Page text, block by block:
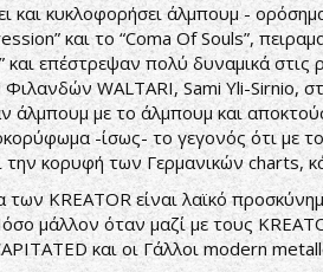
και κυκλοφορήσει άλμπουμ -
και το “Coma Of Souls”,
και επέστρεψαν πολύ δυναμικά
Φιλανδών WALTARI, Sami Yli-Sirnio,
άλμπουμ με το άλμπουμ και
-ίσως- το γεγονός ότι με
την κορυφή των Γερμανικών charts,
KREATOR είναι λαϊκό
μάλλον όταν μαζί με τους
και οι Γάλλοι modern